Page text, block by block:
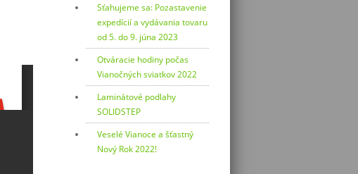
Sťahujeme sa: Pozastavenie
expedícií a vydávania tovaru
od 5. do 9. júna 2023
Otváracie hodiny počas
Vianočných sviatkov 2022
Laminátové podlahy
SOLIDSTEP
Veselé Vianoce a šťastný
Nový Rok 2022!